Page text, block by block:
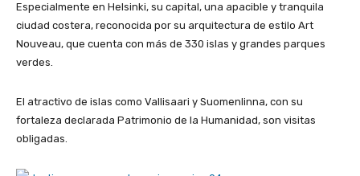
Especialmente en Helsinki, su capital, una apacible y tranquila
ciudad costera, reconocida por su arquitectura de estilo Art
Nouveau, que cuenta con más de 330 islas y grandes parques
verdes.
El atractivo de islas como Vallisaari y Suomenlinna, con su
fortaleza declarada Patrimonio de la Humanidad, son visitas
obligadas.